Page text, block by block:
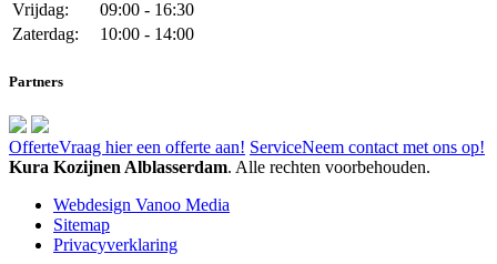
Vrijdag:
09:00 - 16:30
Zaterdag:
10:00 - 14:00
Partners
OfferteVraag hier een offerte aan! ServiceNeem contact met ons op!
Kura Kozijnen Alblasserdam. Alle rechten voorbehouden.
Webdesign Vanoo Media
Sitemap
Privacyverklaring